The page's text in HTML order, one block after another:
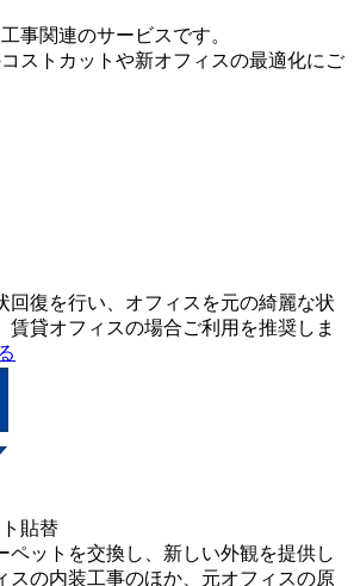
事関連のサービスです。
ストカットや新オフィスの最適化にご
回復を行い、オフィスを元の綺麗な状
賃貸オフィスの場合ご利用を推奨しま
貼替
ペットを交換し、新しい外観を提供し
スの内装工事のほか、元オフィスの原